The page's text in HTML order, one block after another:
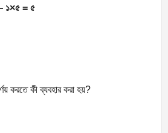
১×৫ = ৫
করতে কী ব্যবহার করা হয়?